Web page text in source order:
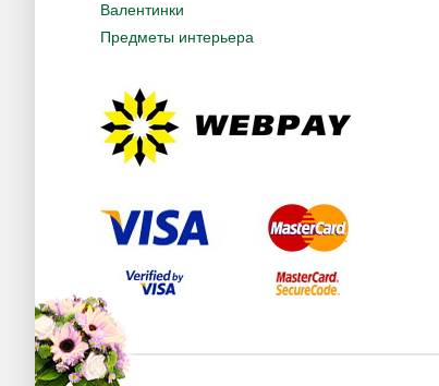
Валентинки
Предметы интерьера